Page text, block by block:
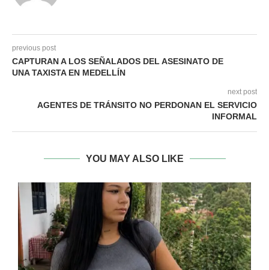
previous post
CAPTURAN A LOS SEÑALADOS DEL ASESINATO DE
UNA TAXISTA EN MEDELLÍN
next post
AGENTES DE TRÁNSITO NO PERDONAN EL SERVICIO
INFORMAL
YOU MAY ALSO LIKE